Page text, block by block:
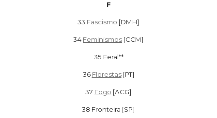
F
33 Fascismo [DMH]
34 Feminismos [CCM]
35 Feral**
36 Florestas[PT]
37 Fogo [ACG]
38 Fronteira [SP]